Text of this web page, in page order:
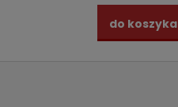
do koszyka